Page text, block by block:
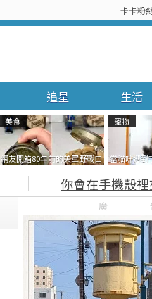
卡卡粉
追星 生活
美食
網友開箱80年前的美軍野戰口
糧 罐頭本身保存良好，但裡面
寵物
當貓咪遇到
果玩了10天
鐘笑翻網友
你會在手機殼
生活
廣